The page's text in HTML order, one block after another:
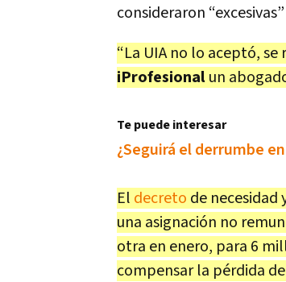
consideraron
“La UIA no lo aceptó,
iProfesionalun
Te puede interesar
¿Seguirá el derrumbe
El decreto de
una asignación no
otra en enero, para 6
compensar la pérdida